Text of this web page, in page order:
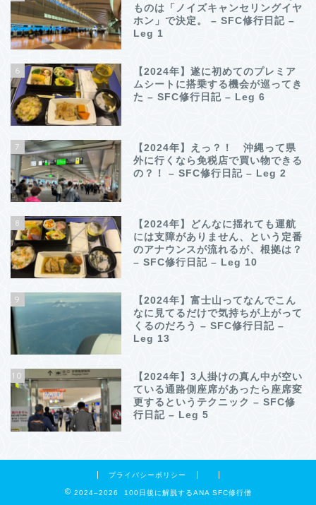
ものは「ノイズキャンセリングイヤ
ホン」で決定。 – SFC修行日記 –
Leg 1
6
【2024年】遂に初めてのプレミア
ムシートに搭乗する機会が巡ってき
た – SFC修行日記 – Leg 6
7
【2024年】えっ？！ 沖縄って県
外に行くなら免税店で買い物できる
の？！ – SFC修行日記 – Leg 2
8
【2024年】どんなに揺れても運航
には支障がありません、という定番
のアナウンスが流れるが、根拠は？
– SFC修行日記 – Leg 10
9
【2024年】富士山ってなんでこん
なに見てるだけで気持ちが上がって
くるのだろう – SFC修行日記 –
Leg 13
10
【2024年】3人掛けの真ん中が空い
ている通路側座席があったら座席変
更するというテクニック – SFC修
行日記 – Leg 5
プライバシーポリシー
2024–2026 100日後に解脱するANA SFC修行僧